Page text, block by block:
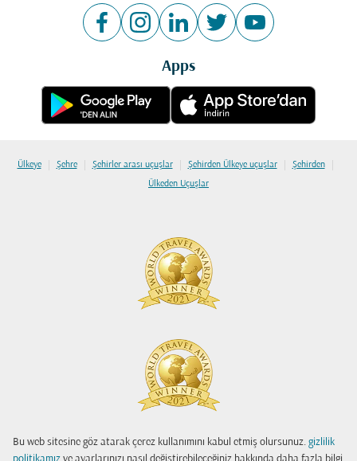
Bu web sitesine göz atarak çerez kullanımını kabul etmiş olursunuz. gizlilik
Apps
Ülkeye | Şehre | Şehirler arası uçuşlar | Şehirden Ülkeye uçuşlar | Şehirden |
Ülkeden Uçuşlar